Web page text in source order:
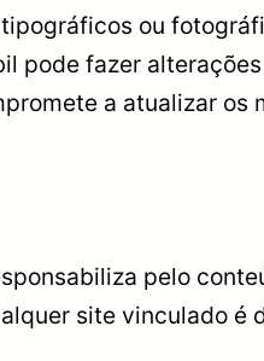
ou
pode fazer
a atualizar os
pelo
site vinculado